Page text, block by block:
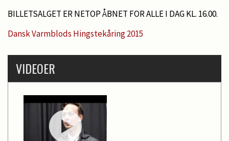
BILLETSALGET ER NETOP ÅBNET FOR ALLE I DAG KL. 16.00.
Dansk Varmblods Hingstekåring 2015
VIDEOER